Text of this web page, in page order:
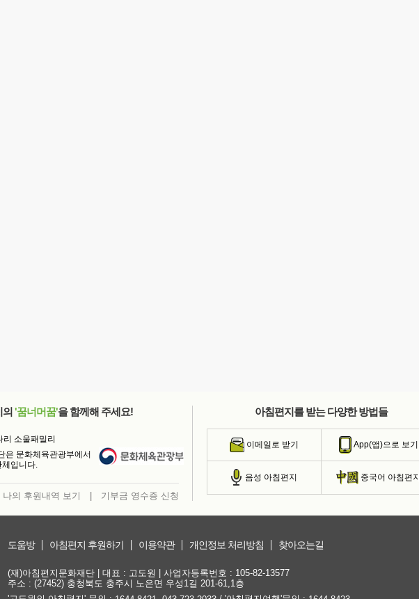
의 '꿈너머꿈'을 함께해 주세요!
리 소울패밀리
은 문화체육관광부에서
체입니다.
나의 후원내역 보기 기부금 영수증 신청
아침편지를 받는 다양한 방법들
이메일로 받기 App(앱)으로 보기
음성 아침편지 중국어 아침편지
도움방 아침편지 후원하기 이용약관 개인정보 처리방침 찾아오는길
(재)아침편지문화재단 | 대표 : 고도원 | 사업자등록번호 : 105-82-13577
주소 : (27452) 충청북도 충주시 노은면 우성1길 201-61,1층